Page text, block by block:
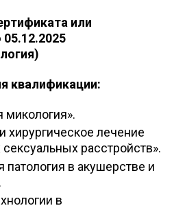
или
квалификации:
микология».
хирургическое лечение
сексуальных расстройств».
патология в акушерстве и
в